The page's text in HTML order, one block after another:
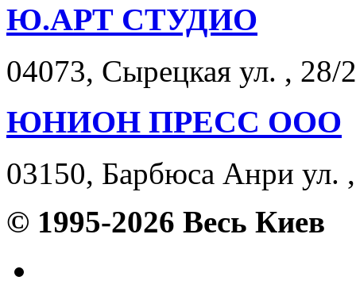
Ю.АРТ СТУДИО
04073, Сырецкая ул. , 28/
ЮНИОН ПРЕСС ООО
03150, Барбюса Анри ул.
© 1995-2026 Весь Киев